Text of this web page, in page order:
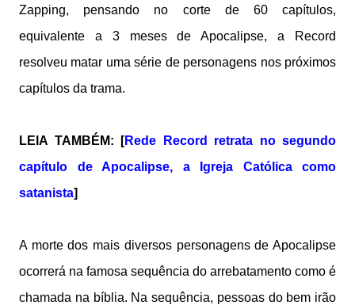
Zapping, pensando no corte de 60 capítulos,
equivalente a 3 meses de Apocalipse, a Record
resolveu matar uma série de personagens nos próximos
capítulos da trama.
LEIA TAMBÉM: [Rede Record retrata no segundo
capítulo de Apocalipse, a Igreja Católica como
satanista]
A morte dos mais diversos personagens de Apocalipse
ocorrerá na famosa sequência do arrebatamento como é
chamada na bíblia. Na sequência, pessoas do bem irão